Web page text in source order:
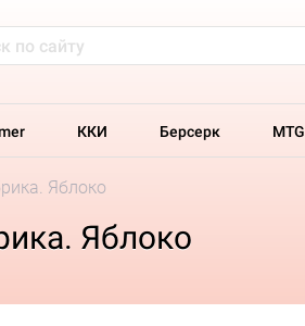
ККИ Берсерк MTG
Яблоко
Яблоко